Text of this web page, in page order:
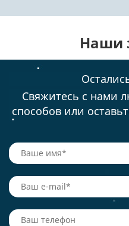
Наши
Свяжитесь с нами
способов или